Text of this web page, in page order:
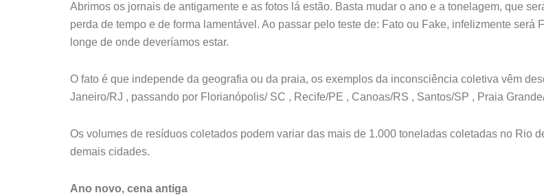
Abrimos os jornais de antigamente e as fotos lá estão. Basta mudar o ano e a tonelagem, que
perda de tempo e de forma lamentável. Ao passar pelo teste de: Fato ou Fake, infelizmente
longe de onde deveríamos estar.
O fato é que independe da geografia ou da praia, os exemplos da inconsciência coletiva vêm
Janeiro/RJ , passando por Florianópolis/ SC , Recife/PE , Canoas/RS , Santos/SP , Praia
Os volumes de resíduos coletados podem variar das mais de 1.000 toneladas coletadas no Rio
demais cidades.
Ano novo, cena antiga